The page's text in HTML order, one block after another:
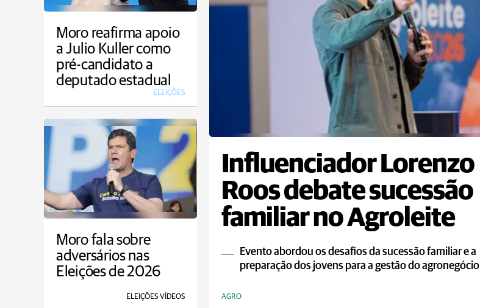
Moro reafirma apoio
a Julio Kuller como
pré-candidato a
deputado estadual
ELEIÇÕES
Influenciador Lorenzo
Roos debate sucessão
familiar no Agroleite
Evento abordou os desafios da sucessão familiar e a
preparação dos jovens para a gestão do agronegócio
AGRO
Moro fala sobre
adversários nas
Eleições de 2026
ELEIÇÕES VÍDEOS